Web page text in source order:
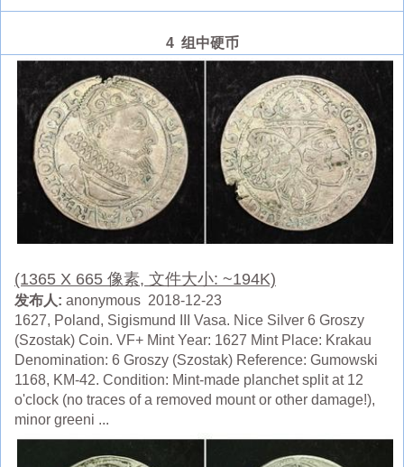
4 组中硬币
(1365 X 665 像素, 文件大小: ~194K)
发布人: anonymous 2018-12-23
1627, Poland, Sigismund III Vasa. Nice Silver 6 Groszy
(Szostak) Coin. VF+ Mint Year: 1627 Mint Place: Krakau
Denomination: 6 Groszy (Szostak) Reference: Gumowski
1168, KM-42. Condition: Mint-made planchet split at 12
o'clock (no traces of a removed mount or other damage!),
minor greeni ...